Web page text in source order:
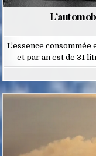
L’essence
et par an est de 31